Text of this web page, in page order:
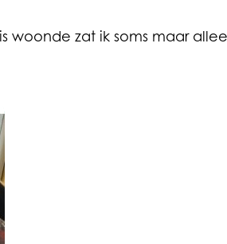
woonde zat ik soms maar